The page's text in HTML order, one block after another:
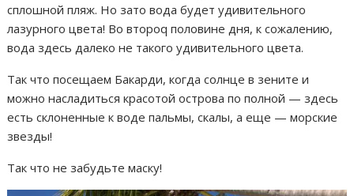
сплошной пляж. Но зато вода будет удивительного
лазурного цвета! Во второq половине дня, к сожалению,
вода здесь далеко не такого удивительного цвета.
Так что посещаем Бакарди, когда солнце в зените и
можно насладиться красотой острова по полной — здесь
есть склоненные к воде пальмы, скалы, а еще — морские
звезды!
Так что не забудьте маску!